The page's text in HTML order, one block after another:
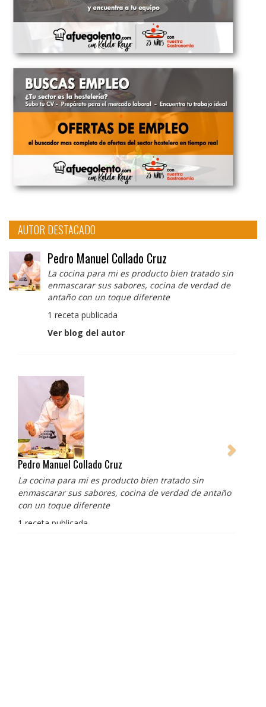
AUTOR DESTACADO
Pedro Manuel Collado Cruz
La cocina para mi es producto bien tratado sin
enmascarar sus sabores, cocina de verdad de
antaño con un toque diferente
1 receta publicada
Ver blog del autor
Pedro Manuel Collado Cruz
La cocina para mi es producto bien tratado sin
enmascarar sus sabores, cocina de verdad de antaño
con un toque diferente
1 receta publicada